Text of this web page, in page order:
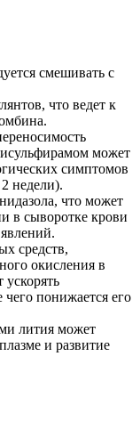
смешивать с
что ведет к
может
симптомов
недели).
что может
в сыворотке крови
средств,
окисления в
чего понижается его
лития может
и развитие